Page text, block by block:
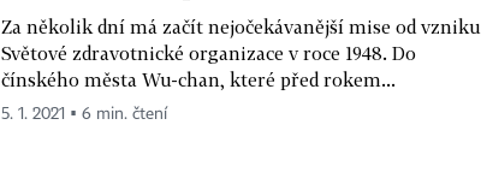
Za několik dní má začít nejočekávanější mise od vzniku
Světové zdravotnické organizace v roce 1948. Do
čínského města Wu-chan, které před rokem...
5. 1. 2021 ▪ 6 min. čtení